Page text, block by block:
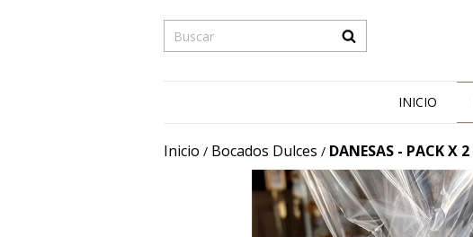
INICIO
Inicio / Bocados Dulces / DANESAS - PACK X 2